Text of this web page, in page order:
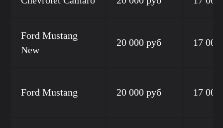
Ford Mustang
New
20 000 руб 17 000
Ford Mustang 20 000 руб 17 000